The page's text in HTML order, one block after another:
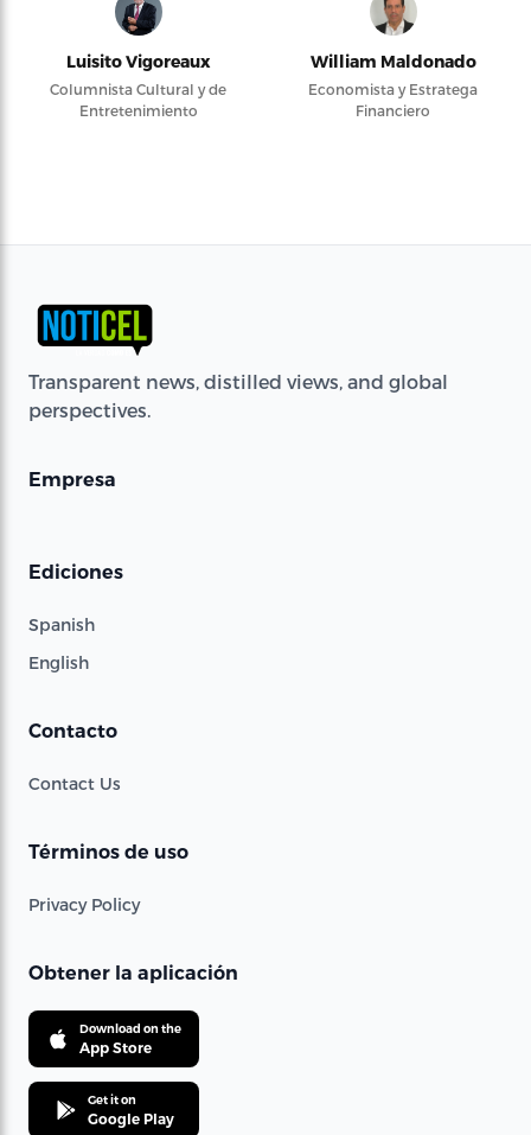
Luisito Vigoreaux
Columnista Cultural y de
Entretenimiento
William Maldonado
Economista y Estratega
Financiero
Transparent news, distilled views, and global
perspectives.
Empresa
Ediciones
Spanish
English
Contacto
Contact Us
Términos de uso
Privacy Policy
Obtener la aplicación
Download on the
App Store
Get it on
Google Play